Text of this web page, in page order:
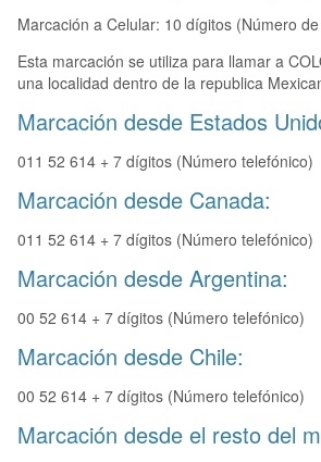
Marcación a Celular: 10 dígitos (Número
Esta marcación se utiliza para llamar a
una localidad dentro de la republica
Marcación desde Estados
011 52 614 + 7 dígitos (Número telefónico)
Marcación desde Canada:
011 52 614 + 7 dígitos (Número telefónico)
Marcación desde Argentina:
00 52 614 + 7 dígitos (Número telefónico)
Marcación desde Chile:
00 52 614 + 7 dígitos (Número telefónico)
Marcación desde el resto del